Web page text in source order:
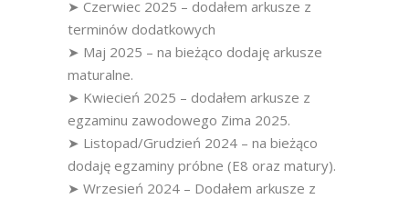
➤ Czerwiec 2025 – dodałem arkusze z
terminów dodatkowych
➤ Maj 2025 – na bieżąco dodaję arkusze
maturalne.
➤ Kwiecień 2025 – dodałem arkusze z
egzaminu zawodowego Zima 2025.
➤ Listopad/Grudzień 2024 – na bieżąco
dodaję egzaminy próbne (E8 oraz matury).
➤ Wrzesień 2024 – Dodałem arkusze z